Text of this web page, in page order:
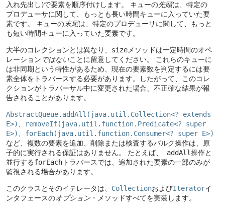
入れ先出し)で要素を順序付けします。
キューの先頭は、特定の
プロデューサに関して、もっとも長い時間キューに入っていた要
素です。
キューの末尾は、特定のプロデューサに関して、もっと
も短い時間キューに入っていた要素です。
大半のコレクションとは異なり、 size メソッドは一定時間のオペ
レーションではないことに留意してください。
これらのキューに
は非同期という特性があるため、現在の要素数を判定するには要
素全体をトラバースする必要があります。したがって、このコレ
クションがトラバーサル中に変更された場合、不正確な結果が報
告されることがあります。
AbstractQueue.addAll(java.util.Collection<? extends
E>)
removeIf(java.util.function.Predicate<? super
E>)
forEach(java.util.function.Consumer<? super E>)
など、複数の要素を追加、削除または検査するバルク操作は、原
子的に実行される保証はありません。
たとえば、 addAll操作と
並行するforEach トラバースでは、追加された要素の一部のみが
監視される場合があります。
このクラスとそのイテレータは、 CollectionおよびIteratorイ
ンタフェースのオプション ・メソッドすべてを実装します。